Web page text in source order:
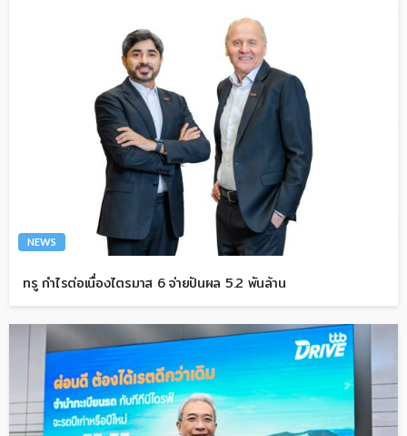
NEWS
ทรู กำไรต่อเนื่องไตรมาส 6 จ่ายปันผล 5.2 พันล้าน